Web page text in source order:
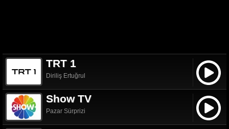
TRT 1
Diriliş Ertuğrul
Show TV
Pazar Sürprizi